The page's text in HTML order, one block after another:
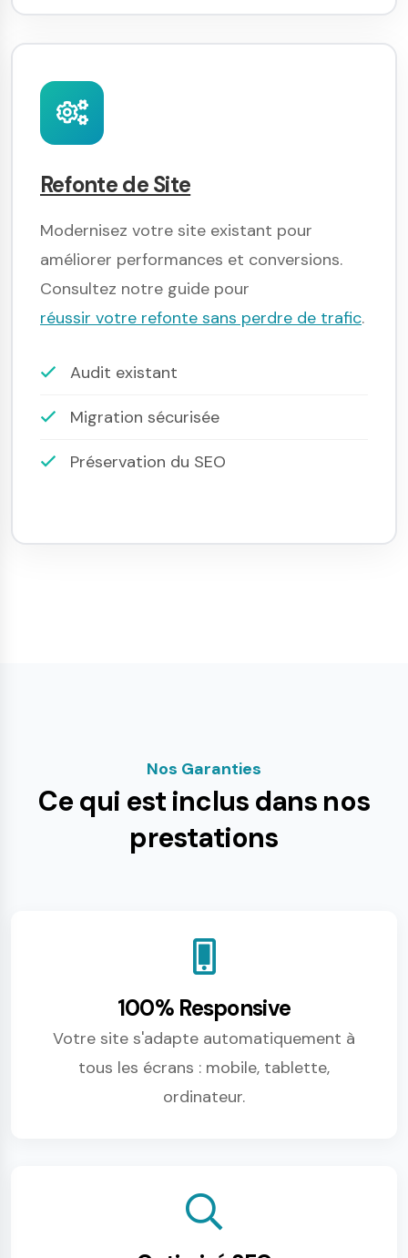
Refonte de Site
Modernisez votre site existant pour
améliorer performances et conversions.
Consultez notre guide pour
réussir votre refonte sans perdre de trafic.
Audit existant
Migration sécurisée
Préservation du SEO
Nos Garanties
Ce qui est inclus dans nos
prestations
100% Responsive
Votre site s'adapte automatiquement à
tous les écrans : mobile, tablette,
ordinateur.